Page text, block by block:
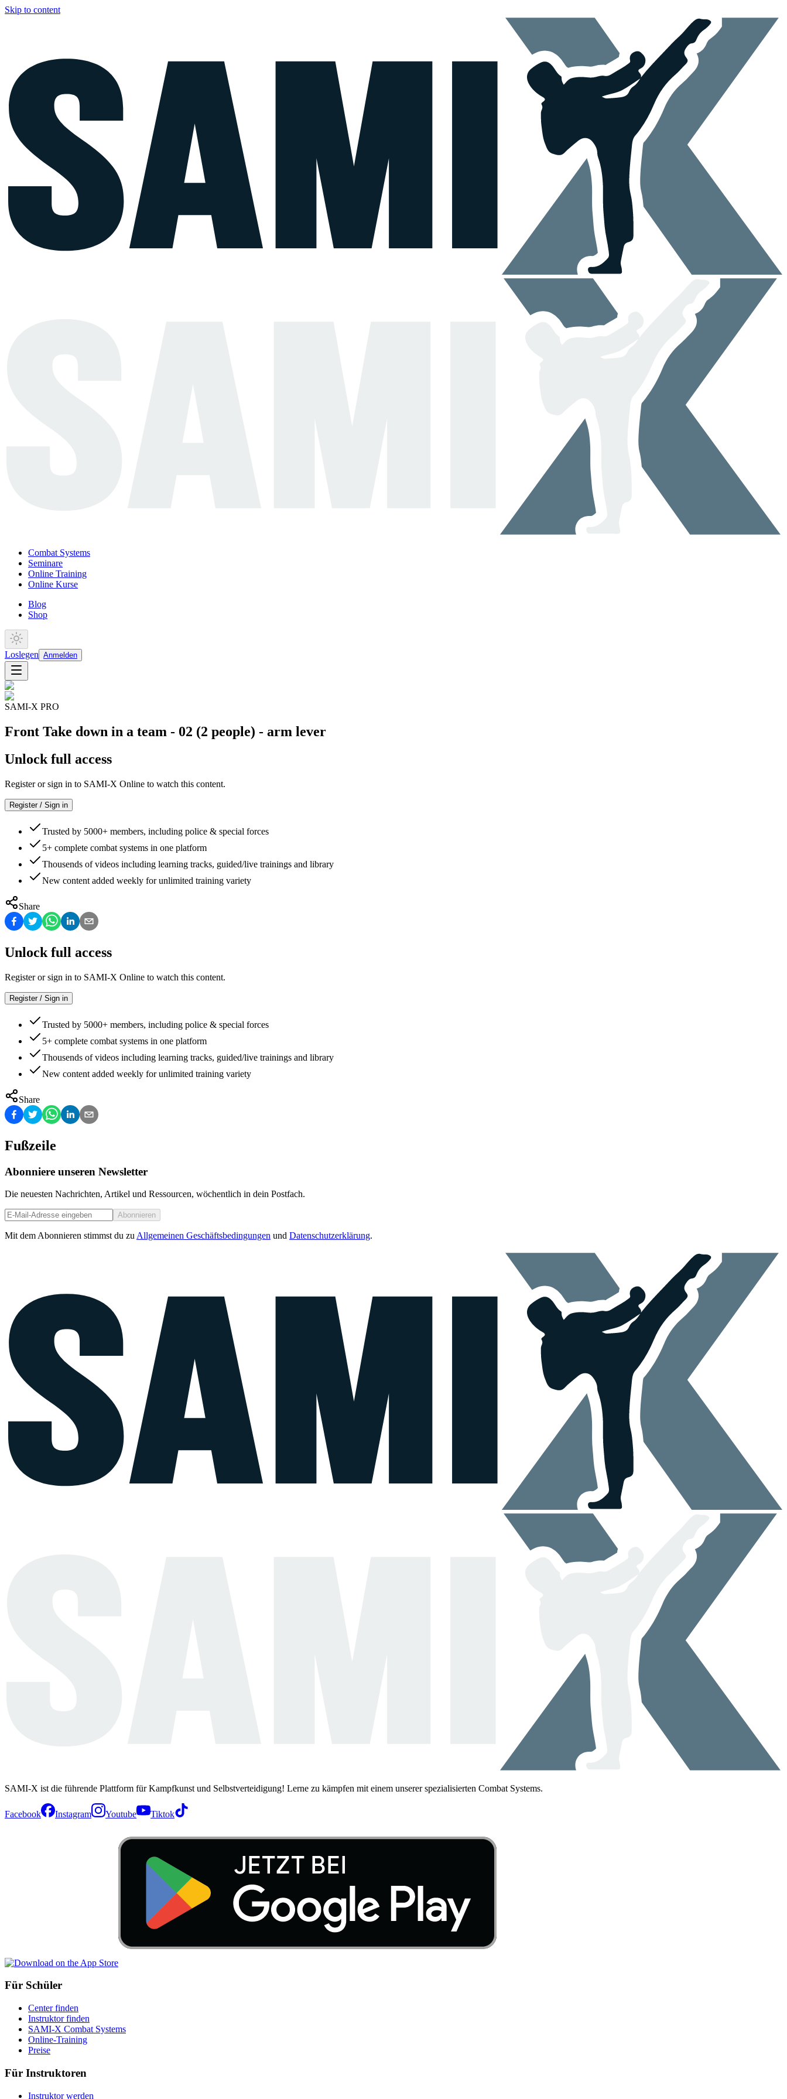
Skip to content
Combat Systems
Seminare
Online Training
Online Kurse
Blog
Shop
Loslegen Anmelden
SAMI-X PRO
Front Take down in a team - 02 (2 people) - arm lever
Unlock full access
Register or sign in to SAMI-X Online to watch this content.
Register / Sign in
Trusted by 5000+ members, including police & special forces
5+ complete combat systems in one platform
Thousends of videos including learning tracks, guided/live trainings and library
New content added weekly for unlimited training variety
Share
Unlock full access
Register or sign in to SAMI-X Online to watch this content.
Register / Sign in
Trusted by 5000+ members, including police & special forces
5+ complete combat systems in one platform
Thousends of videos including learning tracks, guided/live trainings and library
New content added weekly for unlimited training variety
Share
Fußzeile
Abonniere unseren Newsletter
Die neuesten Nachrichten, Artikel und Ressourcen, wöchentlich in dein Postfach.
Abonnieren
Mit dem Abonnieren stimmst du zu Allgemeinen Geschäftsbedingungen und Datenschutzerklärung.
SAMI-X ist die führende Plattform für Kampfkunst und Selbstverteidigung! Lerne zu kämpfen mit einem unserer spezialisierten Combat Systems.
Facebook Instagram Youtube Tiktok
Für Schüler
Center finden
Instruktor finden
SAMI-X Combat Systems
Online-Training
Preise
Für Instruktoren
Instruktor werden